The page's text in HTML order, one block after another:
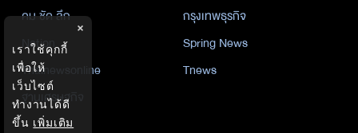
คม ชัด ลึก
กรุงเทพธุรกิจ
Nation
Spring News
Thainewsonline
Tnews
ฐานเศรษฐกิจ
×
เราใช้คุกกี้
เพื่อให้
เว็บไซต์
ทำงานได้ดี
ขึ้น เพิ่มเติม